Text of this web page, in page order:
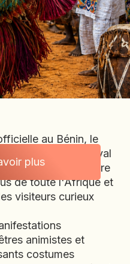
·
au Bénin, le
année par un festival
rassemblement attire
de toute l'Afrique et
visiteurs curieux
animistes et
costumes
plus